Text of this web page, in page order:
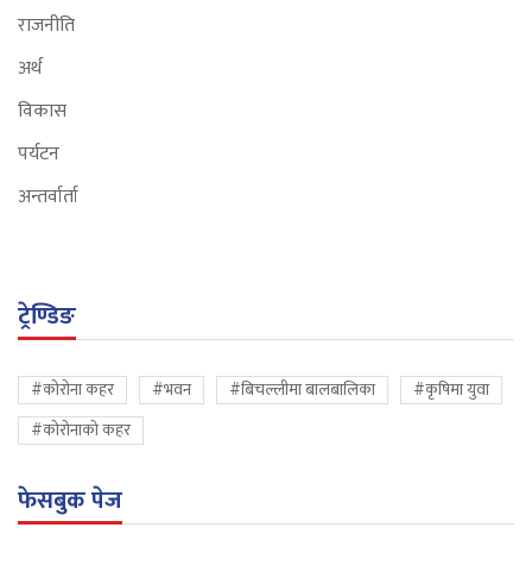
राजनीति
अर्थ
विकास
पर्यटन
अन्तर्वार्ता
ट्रेण्डिङ
#कोरोना कहर #भवन #बिचल्लीमा बालबालिका
#कृषिमा युवा
#कोरोनाको कहर
फेसबुक पेज